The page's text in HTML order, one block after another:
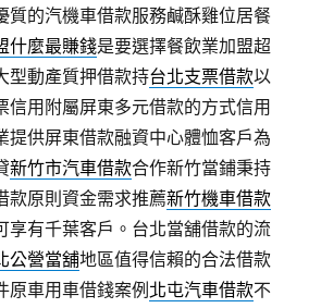
質的汽機車借款服務鹹酥雞位居餐
什麼最賺錢是要選擇餐飲業加盟超
型動產質押借款持台北支票借款以
信用附屬屏東多元借款的方式信用
提供屏東借款融資中心體恤客戶為
新竹市汽車借款合作新竹當鋪秉持
款原則資金需求推薦新竹機車借款
享有千葉客戶。台北當舖借款的流
公營當舖地區值得信賴的合法借款
原車用車借錢案例 北屯汽車借款不